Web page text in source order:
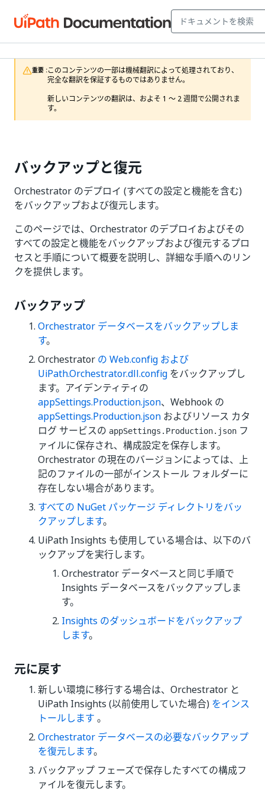
重要 :このコンテンツの一部は機械翻訳によって処理されており、
完全な翻訳を保証するものではありません。
新しいコンテンツの翻訳は、およそ 1 ～ 2 週間で公開されま
す。
バックアップと復元
Orchestrator のデプロイ (すべての設定と機能を含む)
をバックアップおよび復元します。
このページでは、Orchestrator のデプロイおよびその
すべての設定と機能をバックアップおよび復元するプロ
セスと手順について概要を説明し、詳細な手順へのリン
クを提供します。
バックアップ
Orchestrator データベースをバックアップしま
す。
Orchestrator の Web.config および
UiPath.Orchestrator.dll.config をバックアップし
ます。アイデンティティの
appSettings.Production.json、Webhook の
appSettings.Production.json およびリソース カタ
ログ サービスの appSettings.Production.json フ
ァイルに保存され、構成設定を保存します。
Orchestrator の現在のバージョンによっては、上
記のファイルの一部がインストール フォルダーに
存在しない場合があります。
すべての NuGet パッケージ ディレクトリをバッ
クアップします。
UiPath Insights も使用している場合は、以下のバ
ックアップを実行します。
Orchestrator データベースと同じ手順で
Insights データベースをバックアップしま
す。
Insights のダッシュボードをバックアップ
します。
元に戻す
新しい環境に移行する場合は、Orchestrator と
UiPath Insights (以前使用していた場合) をインス
トールします 。
Orchestrator データベースの必要なバックアップ
を復元します。
バックアップ フェーズで保存したすべての構成フ
ァイルを復元します。